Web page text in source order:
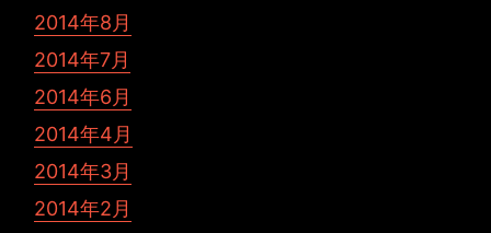
2014年8月
2014年7月
2014年6月
2014年4月
2014年3月
2014年2月